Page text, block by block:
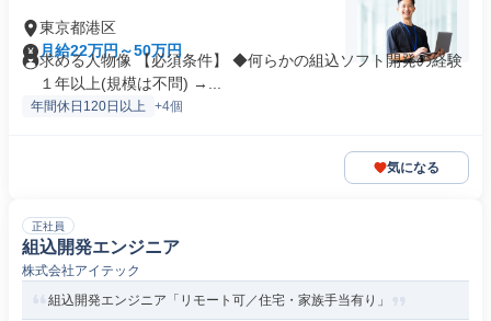
東京都港区
月給22万円～50万円
求める人物像 【必須条件】 ◆何らかの組込ソフト開発の経験
１年以上(規模は不問) →...
年間休日120日以上 +4個
気になる
正社員
組込開発エンジニア
株式会社アイテック
組込開発エンジニア「リモート可／住宅・家族手当有り」